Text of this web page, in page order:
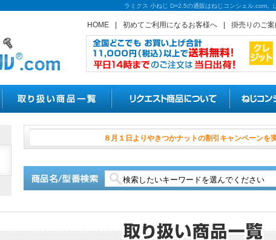
ラミクス 小ねじ D=2.5の通販はねじコンシェル.com
HOME 初めてご利用になるお客様へ 掛売りのご案
８月１日よりやきつか